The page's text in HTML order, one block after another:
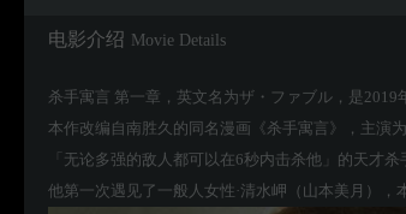
电影介绍 Movie Details
杀手寓言 第一章，英文名为ザ・ファブル，是2019
本作改编自南胜久的同名漫画《杀手寓言》，主演为
「无论多强的敌人都可以在6秒内击杀他」的天才
他第一次遇见了一般人女性·清水岬（山本美月）